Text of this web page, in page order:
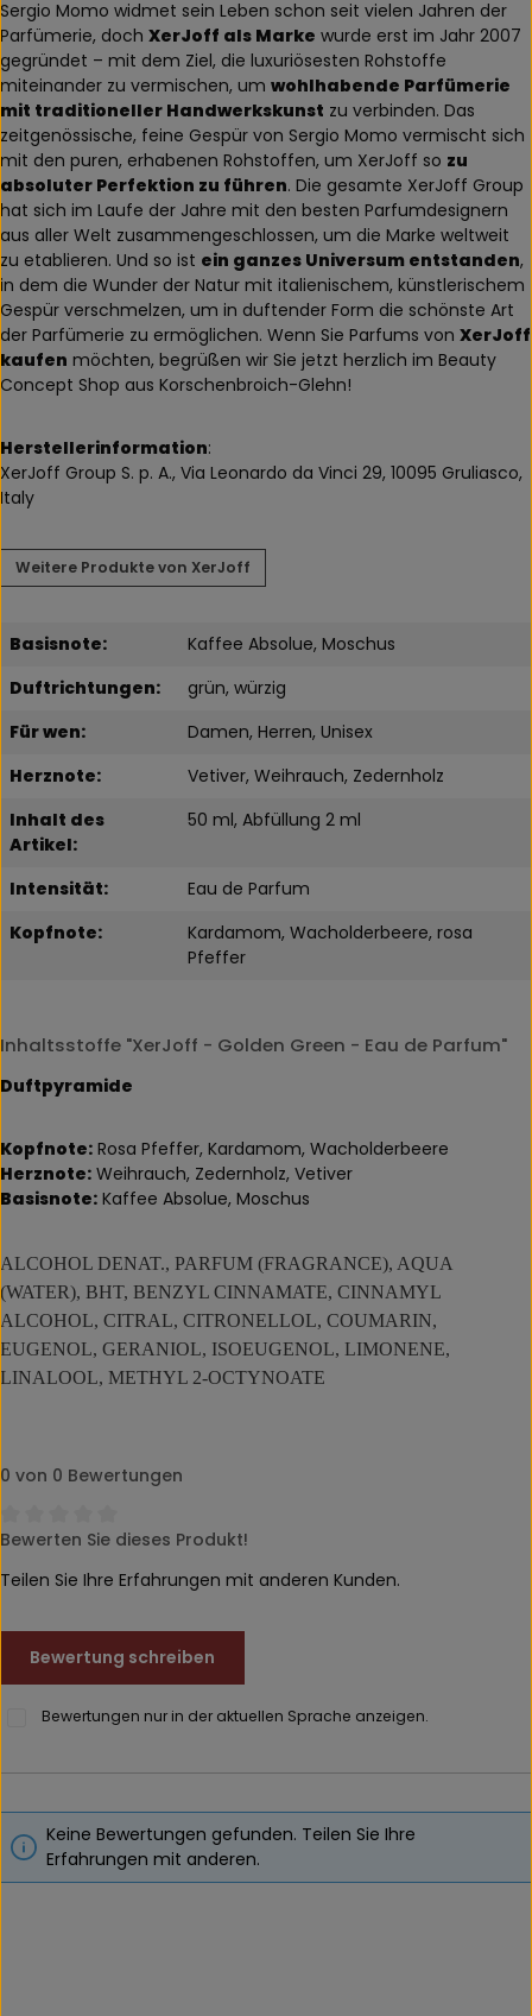
Sergio Momo widmet sein Leben schon seit vielen Jahren der
Parfümerie, doch XerJoff als Marke wurde erst im Jahr 2007
gegründet – mit dem Ziel, die luxuriösesten Rohstoffe
miteinander zu vermischen, um wohlhabende Parfümerie
mit traditioneller Handwerkskunst zu verbinden. Das
zeitgenössische, feine Gespür von Sergio Momo vermischt sich
mit den puren, erhabenen Rohstoffen, um XerJoff so zu
absoluter Perfektion zu führen. Die gesamte XerJoff Group
hat sich im Laufe der Jahre mit den besten Parfumdesignern
aus aller Welt zusammengeschlossen, um die Marke weltweit
zu etablieren. Und so ist ein ganzes Universum entstanden,
in dem die Wunder der Natur mit italienischem, künstlerischem
Gespür verschmelzen, um in duftender Form die schönste Art
der Parfümerie zu ermöglichen. Wenn Sie Parfums von XerJoff
kaufen möchten, begrüßen wir Sie jetzt herzlich im Beauty
Concept Shop aus Korschenbroich-Glehn!
Herstellerinformation:
XerJoff Group S. p. A., Via Leonardo da Vinci 29, 10095 Gruliasco,
Italy
Weitere Produkte von XerJoff
Basisnote:
Kaffee Absolue, Moschus
Duftrichtungen:
grün, würzig
Für wen:
Damen, Herren, Unisex
Herznote:
Vetiver, Weihrauch, Zedernholz
Inhalt des
Artikel:
50 ml, Abfüllung 2 ml
Intensität:
Eau de Parfum
Kopfnote:
Kardamom, Wacholderbeere, rosa
Pfeffer
Inhaltsstoffe "XerJoff - Golden Green - Eau de Parfum"
Duftpyramide
Kopfnote: Rosa Pfeffer, Kardamom, Wacholderbeere
Herznote: Weihrauch, Zedernholz, Vetiver
Basisnote: Kaffee Absolue, Moschus
ALCOHOL DENAT., PARFUM (FRAGRANCE), AQUA
(WATER), BHT, BENZYL CINNAMATE, CINNAMYL
ALCOHOL, CITRAL, CITRONELLOL, COUMARIN,
EUGENOL, GERANIOL, ISOEUGENOL, LIMONENE,
LINALOOL, METHYL 2-OCTYNOATE
0 von 0 Bewertungen
Durchschnittliche Bewertung von 0 von 5 Sternen
Bewerten Sie dieses Produkt!
Teilen Sie Ihre Erfahrungen mit anderen Kunden.
Bewertung schreiben
Bewertungen nur in der aktuellen Sprache anzeigen.
Keine Bewertungen gefunden. Teilen Sie Ihre
Erfahrungen mit anderen.